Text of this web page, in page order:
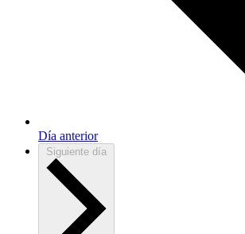
Día anterior
Siguiente día